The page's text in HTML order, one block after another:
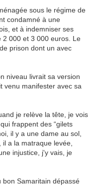
sous le régime de
condamné à une
et à indemniser ses
2 000 et 3 000 euros. Le
prison dont un avec
niveau livrait sa version
venu manifester avec sa
je relève la tête, je vois
frappent des “gilets
il y a une dame au sol,
a la matraque levée,
injustice, j'y vais, je
bon Samaritain dépassé